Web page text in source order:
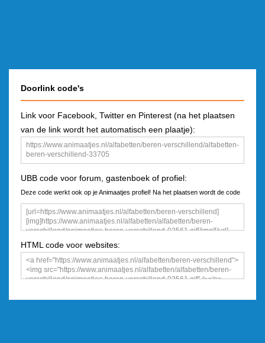
Doorlink code's
Link voor Facebook, Twitter en Pinterest (na het plaatsen
van de link wordt het automatisch een plaatje):
UBB code voor forum, gastenboek of profiel:
Deze code werkt ook op je Animaatjes profiel! Na het plaatsen wordt de code
een plaatje
HTML code voor websites: